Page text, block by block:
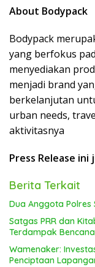
About Bodypack
Bodypack
yang berfokus
menyediakan
menjadi brand
berkelanjutan
urban needs,
aktivitasnya
Press Release
Berita Terkait
Dua Anggota
Satgas PRR dan
Terdampak Bencana
Wamenaker:
Penciptaan